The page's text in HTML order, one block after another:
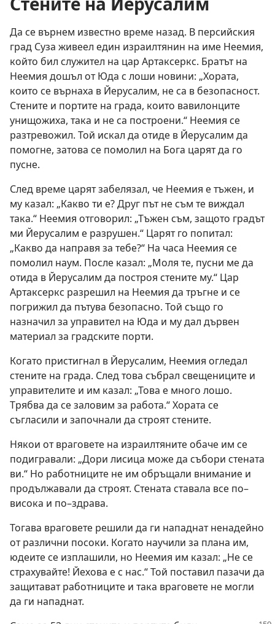
Да се върнем известно време назад. В персийския
град Суза живеел един израилтянин на име Неемия,
който бил служител на цар Артаксеркс. Братът на
Неемия дошъл от Юда с лоши новини: „Хората,
които се върнаха в Йерусалим, не са в безопасност.
Стените и портите на града, които вавилонците
унищожиха, така и не са построени.“ Неемия се
разтревожил. Той искал да отиде в Йерусалим да
помогне, затова се помолил на Бога царят да го
пусне.
След време царят забелязал, че Неемия е тъжен, и
му казал: „Какво ти е? Друг път не съм те виждал
така.“ Неемия отговорил: „Тъжен съм, защото градът
ми Йерусалим е разрушен.“ Царят го попитал:
„Какво да направя за тебе?“ На часа Неемия се
помолил наум. После казал: „Моля те, пусни ме да
отида в Йерусалим да построя стените му.“ Цар
Артаксеркс разрешил на Неемия да тръгне и се
погрижил да пътува безопасно. Той също го
назначил за управител на Юда и му дал дървен
материал за градските порти.
Когато пристигнал в Йерусалим, Неемия огледал
стените на града. След това събрал свещениците и
управителите и им казал: „Това е много лошо.
Трябва да се заловим за работа.“ Хората се
съгласили и започнали да строят стените.
Някои от враговете на израилтяните обаче им се
подигравали: „Дори лисица може да събори стената
ви.“ Но работниците не им обръщали внимание и
продължавали да строят. Стената ставала все по–
висока и по–здрава.
Тогава враговете решили да ги нападнат ненадейно
от различни посоки. Когато научили за плана им,
юдеите се изплашили, но Неемия им казал: „Не се
страхувайте! Йехова е с нас.“ Той поставил пазачи да
защитават работниците и така враговете не могли
да ги нападнат.